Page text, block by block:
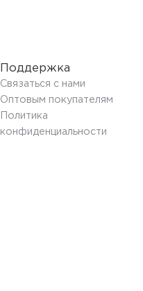
Поддержка
Связаться с нами
Оптовым покупателям
Политика
конфиденциальности